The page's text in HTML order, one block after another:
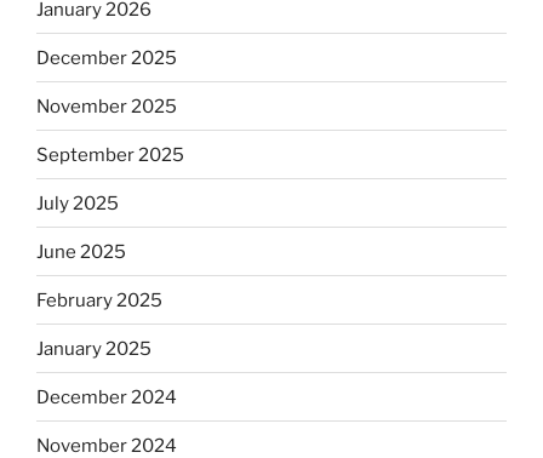
January 2026
December 2025
November 2025
September 2025
July 2025
June 2025
February 2025
January 2025
December 2024
November 2024